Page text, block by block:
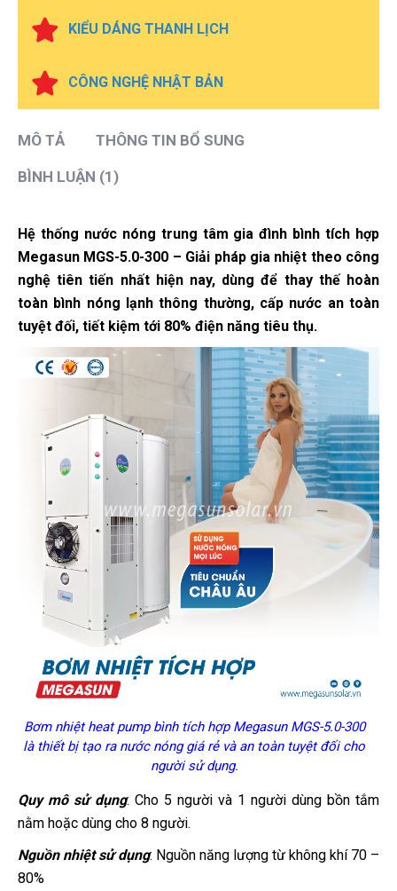
KIỂU DÁNG THANH LỊCH
CÔNG NGHỆ NHẬT BẢN
MÔ TẢ THÔNG TIN BỔ SUNG
BÌNH LUẬN (1)
Hệ thống nước nóng trung tâm gia đình bình tích hợp
Megasun MGS-5.0-300 – Giải pháp gia nhiệt theo công
nghệ tiên tiến nhất hiện nay, dùng để thay thế hoàn
toàn bình nóng lạnh thông thường, cấp nước an toàn
tuyệt đối, tiết kiệm tới 80% điện năng tiêu thụ.
Bơm nhiệt heat pump bình tích hợp Megasun MGS-5.0-300
là thiết bị tạo ra nước nóng giá rẻ và an toàn tuyệt đối cho
người sử dụng.
Quy mô sử dụng: Cho 5 người và 1 người dùng bồn tắm
nằm hoặc dùng cho 8 người.
Nguồn nhiệt sử dụng: Nguồn năng lượng từ không khí 70 –
80%